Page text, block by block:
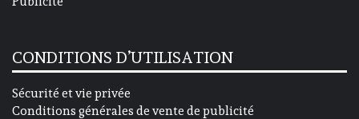
CONDITIONS D’UTILISATION
Sécurité et vie privée
Conditions générales de vente de publicité